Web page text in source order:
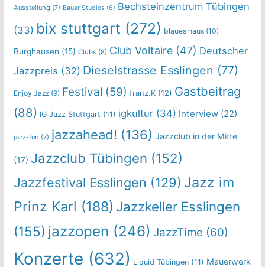
Ausstellung (7) Bauer Studios (6) Bechsteinzentrum Tübingen
(33) bix stuttgart (272) blaues haus(10)
Burghausen (15) Clubs(8) Club Voltaire(47) Deutscher
Jazzpreis (32) Dieselstrasse Esslingen (77)
Enjoy Jazz(9) Festival (59) franz.K(12) Gastbeitrag
(88) IG Jazz Stuttgart (11) igkultur(34) Interview(22)
jazz-fun (7) jazzahead! (136) Jazzclub in der Mitte
(17) Jazzclub Tübingen (152)
Jazzfestival Esslingen (129) Jazz im
Prinz Karl (188) Jazzkeller Esslingen
(155) jazzopen (246) JazzTime (60)
Konzerte (632) Liquid Tübingen(11) Mauerwerk